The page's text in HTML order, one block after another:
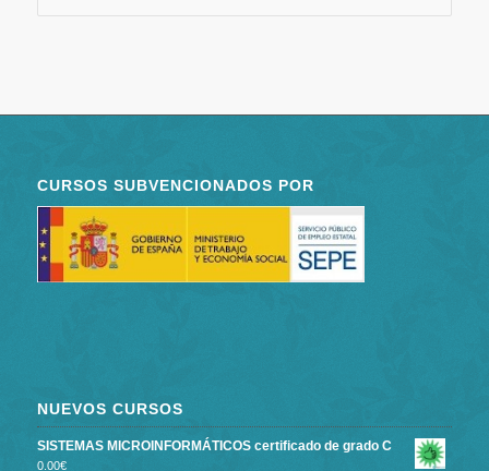
CURSOS SUBVENCIONADOS POR
NUEVOS CURSOS
SISTEMAS MICROINFORMÁTICOS certificado de grado C
0.00€